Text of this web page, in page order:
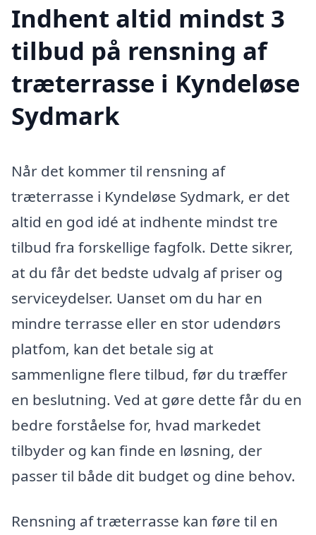
Indhent altid mindst 3
tilbud på rensning af
træterrasse i Kyndeløse
Sydmark
Når det kommer til rensning af
træterrasse i Kyndeløse Sydmark, er det
altid en god idé at indhente mindst tre
tilbud fra forskellige fagfolk. Dette sikrer,
at du får det bedste udvalg af priser og
serviceydelser. Uanset om du har en
mindre terrasse eller en stor udendørs
platfom, kan det betale sig at
sammenligne flere tilbud, før du træffer
en beslutning. Ved at gøre dette får du en
bedre forståelse for, hvad markedet
tilbyder og kan finde en løsning, der
passer til både dit budget og dine behov.
Rensning af træterrasse kan føre til en